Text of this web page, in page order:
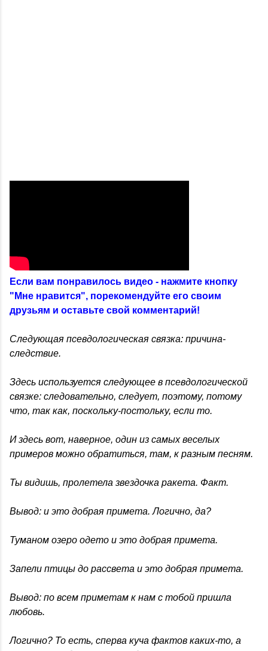
Если вам понравилось видео - нажмите кнопку
"Мне нравится", порекомендуйте его своим
друзьям и оставьте свой комментарий!
Следующая псевдологическая связка: причина-
следствие.
Здесь используется следующее в псевдологической
связке: следовательно, следует, поэтому, потому
что, так как, поскольку-постольку, если то.
И здесь вот, наверное, один из самых веселых
примеров можно обратиться, там, к разным песням.
Ты видишь, пролетела звездочка ракета. Факт.
Вывод: и это добрая примета. Логично, да?
Туманом озеро одето и это добрая примета.
Запели птицы до рассвета и это добрая примета.
Вывод: по всем приметам к нам с тобой пришла
любовь.
Логично? То есть, сперва куча фактов каких-то, а